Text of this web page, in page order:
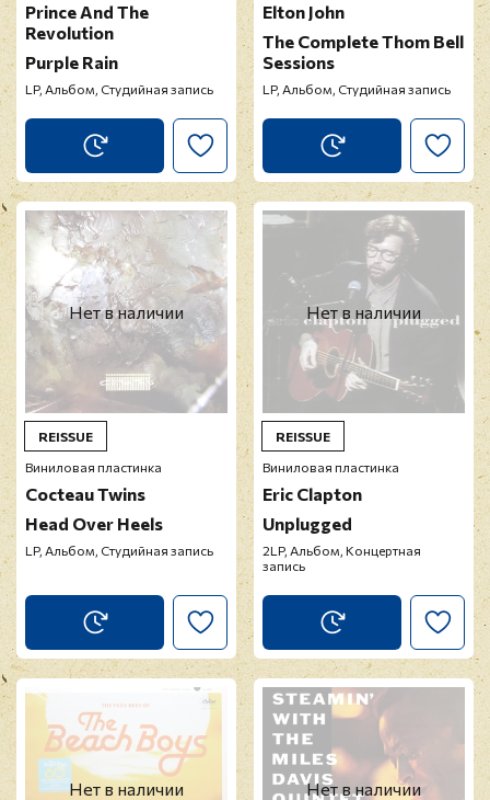
Prince And The
Revolution
Purple Rain
LP, Альбом, Студийная запись
Elton John
The Complete Thom Bell
Sessions
LP, Альбом, Студийная запись
Нет в наличии
REISSUE
Виниловая пластинка
Cocteau Twins
Head Over Heels
LP, Альбом, Студийная запись
Нет в наличии
REISSUE
Виниловая пластинка
Eric Clapton
Unplugged
2LP, Альбом, Концертная
запись
Нет в наличии Нет в наличии